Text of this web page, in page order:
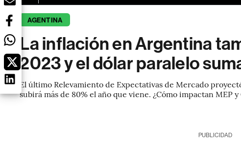
AGENTINA
La inflación en Argentina
2023 y el dólar paralelo
El último Relevamiento de Expectativas de Mercado
subirá más de 80% el año que viene. ¿Cómo impactan MEP y
PUBLICIDAD